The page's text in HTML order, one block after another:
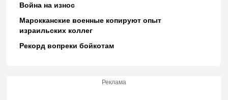
Война на износ
Марокканские военные копируют опыт
израильских коллег
Рекорд вопреки бойкотам
Реклама